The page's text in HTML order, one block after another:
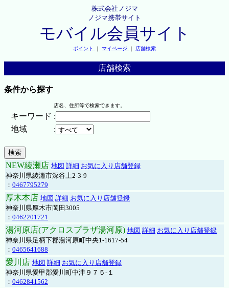
株式会社ノジマ
ノジマ携帯サイト
モバイル会員サイト
ポイント ｜ マイページ ｜ 店舗検索
店舗検索
条件から探す
店名、住所等で検索できます。
キーワード :
地域
:
NEW綾瀬店 地図 詳細 お気に入り店舗登録
神奈川県綾瀬市深谷上2-3-9
： 0467795279
厚木本店 地図 詳細 お気に入り店舗登録
神奈川県厚木市岡田3005
： 0462201721
湯河原店(アクロスプラザ湯河原) 地図 詳細 お気に入り店舗登録
神奈川県足柄下郡湯河原町中央1-1617-54
： 0465641688
愛川店 地図 詳細 お気に入り店舗登録
神奈川県愛甲郡愛川町中津９７５-１
： 0462841562